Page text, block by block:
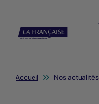
Vous êtes ici:
Accueil Nos actualités